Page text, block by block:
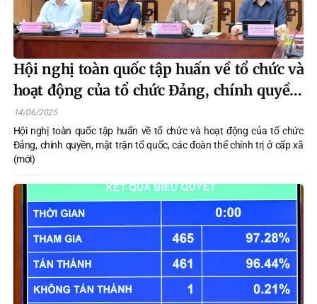
Hội nghị toàn quốc tập huấn về tổ chức và
hoạt động của tổ chức Đảng, chính quyền,
mặt trận tổ quốc, các đoàn thể chính trị ở
cấp xã (mới)
14/06/2025
Hội nghị toàn quốc tập huấn về tổ chức và hoạt động của tổ chức
Đảng, chính quyền, mặt trận tổ quốc, các đoàn thể chính trị ở cấp xã
(mới)